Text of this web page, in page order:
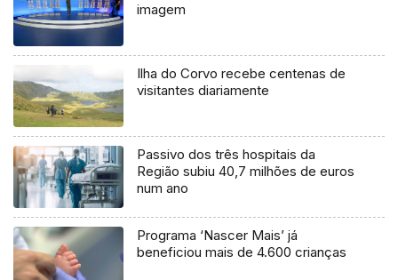
imagem
Ilha do Corvo recebe centenas de
visitantes diariamente
Passivo dos três hospitais da
Região subiu 40,7 milhões de euros
num ano
Programa ‘Nascer Mais’ já
beneficiou mais de 4.600 crianças